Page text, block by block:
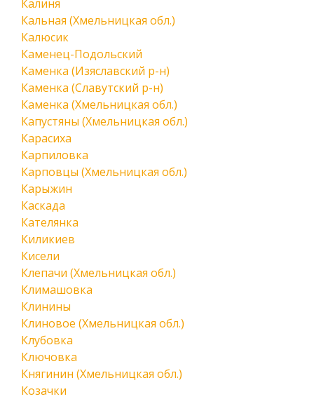
Калиня
Кальная (Хмельницкая обл.)
Калюсик
Каменец-Подольский
Каменка (Изяславский р-н)
Каменка (Славутский р-н)
Каменка (Хмельницкая обл.)
Капустяны (Хмельницкая обл.)
Карасиха
Карпиловка
Карповцы (Хмельницкая обл.)
Карыжин
Каскада
Кателянка
Киликиев
Кисели
Клепачи (Хмельницкая обл.)
Климашовка
Клинины
Клиновое (Хмельницкая обл.)
Клубовка
Ключовка
Княгинин (Хмельницкая обл.)
Козачки